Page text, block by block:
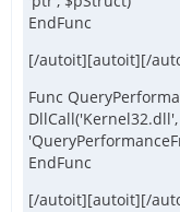
EndFunc
[/autoit][autoit][/
Func
DllCall('Kernel32.dll',
EndFunc
[/autoit][autoit][/